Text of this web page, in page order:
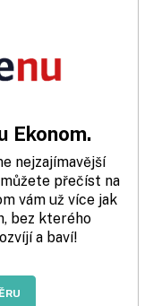
Ekonom.
nejzajímavější
přečíst na
vám už více jak
bez kterého
a baví!